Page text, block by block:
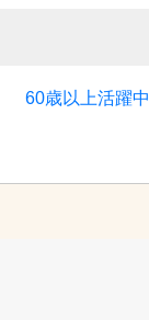
60歳以上活躍中